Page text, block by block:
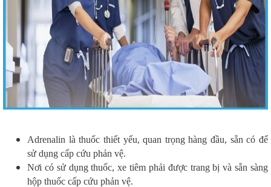
Adrenalin là thuốc thiết yếu, quan trọng hàng đầu, sẵn có để
sử dụng cấp cứu phản vệ.
Nơi có sử dụng thuốc, xe tiêm phải được trang bị và sẵn sàng
hộp thuốc cấp cứu phản vệ.